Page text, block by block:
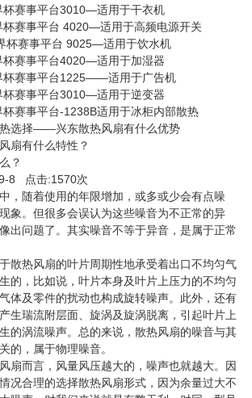
杯赛事平台3010—适用于干衣机
杯赛事平台 4020—适用于高频电源开关
杯赛事平台 9025—适用于饮水机
杯赛事平台4020—适用于加湿器
杯赛事平台1225——适用于广告机
杯赛事平台3010—适用于逆变器
赛事平台-1238B适用于冰柜内部散热
选择——兴东散热风扇有什么优势
扇有什么特性？
？
8 点击:1570次
，随着使用的年限增加，或多或少会有点噪
象。但很多会误认为这些噪音为不正常的异
出问题了。其实噪音不等于异音，是属于正常
散热风扇的叶片周期性地承受着出口不均匀气
的，比如说，叶片本身及叶片上压力的不均匀
体及零件的扰动也构成旋转噪声。此外，还有
生瑞流附层面、旋涡及旋涡脱离，引起叶片上
的涡流噪声。总的来说，散热风扇的噪音与其
的，属于物理噪音。
扇而言，风量风压越大的，噪声也就越大。因
况合理的选择散热风扇形式，因为余量过大不